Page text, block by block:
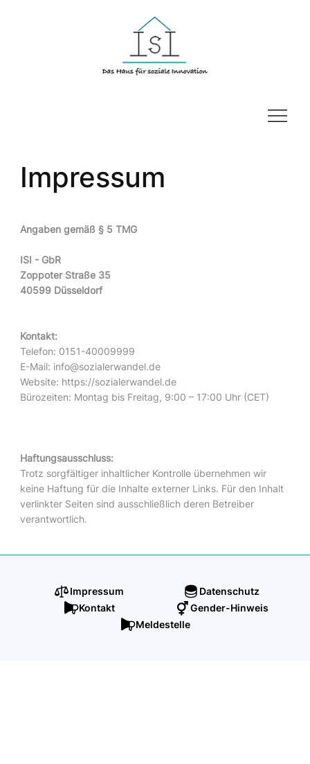
Impressum
Angaben gemäß § 5 TMG
ISI - GbR
Zoppoter Straße 35
40599 Düsseldorf
Kontakt:
Telefon: 0151-40009999
E-Mail: info@sozialerwandel.de
Website: https://sozialerwandel.de
Bürozeiten: Montag bis Freitag, 9:00 – 17:00 Uhr (CET)
Haftungsausschluss:
Trotz sorgfältiger inhaltlicher Kontrolle übernehmen wir
keine Haftung für die Inhalte externer Links. Für den Inhalt
verlinkter Seiten sind ausschließlich deren Betreiber
verantwortlich.
Impressum
Datenschutz
Kontakt
Gender-Hinweis
Meldestelle